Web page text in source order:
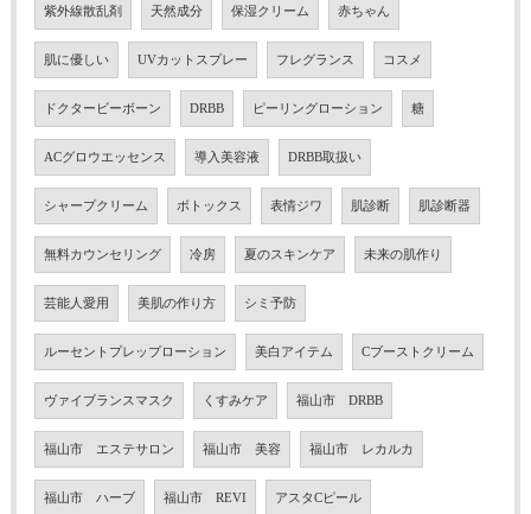
紫外線散乱剤 天然成分 保湿クリーム 赤ちゃん
肌に優しい UVカットスプレー フレグランス コスメ
ドクタービーボーン DRBB ピーリングローション 糖
ACグロウエッセンス 導入美容液 DRBB取扱い
シャープクリーム ボトックス 表情ジワ 肌診断 肌診断器
無料カウンセリング 冷房 夏のスキンケア 未来の肌作り
芸能人愛用 美肌の作り方 シミ予防
ルーセントプレップローション 美白アイテム Cブーストクリーム
ヴァイブランスマスク くすみケア 福山市 DRBB
福山市 エステサロン 福山市 美容 福山市 レカルカ
福山市 ハーブ 福山市 REVI アスタCピール